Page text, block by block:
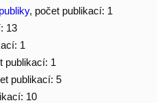
, počet publikací: 1
13
1
publikací: 1
publikací: 5
10